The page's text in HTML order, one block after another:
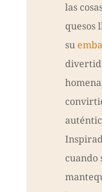
las
quesos
su
cuando